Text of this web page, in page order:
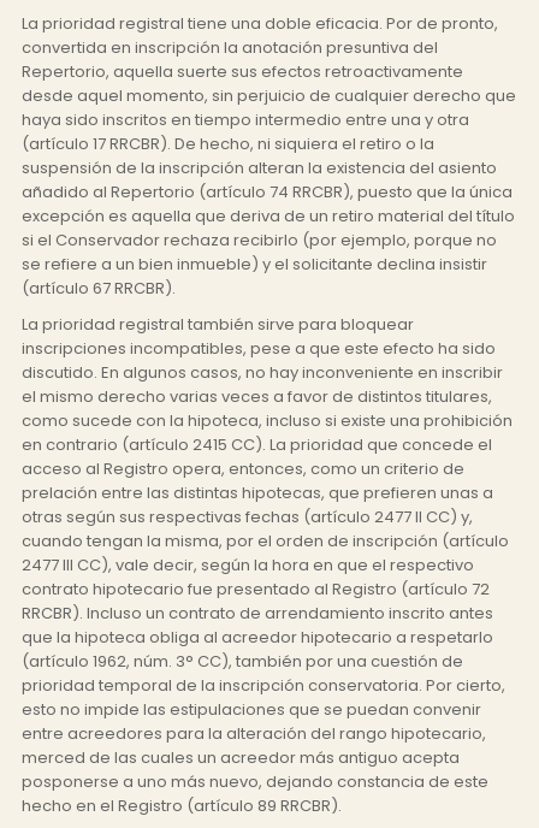
La prioridad registral tiene una doble eficacia. Por de pronto,
convertida en inscripción la anotación presuntiva del
Repertorio, aquella suerte sus efectos retroactivamente
desde aquel momento, sin perjuicio de cualquier derecho que
haya sido inscritos en tiempo intermedio entre una y otra
(artículo 17 RRCBR). De hecho, ni siquiera el retiro o la
suspensión de la inscripción alteran la existencia del asiento
añadido al Repertorio (artículo 74 RRCBR), puesto que la única
excepción es aquella que deriva de un retiro material del título
si el Conservador rechaza recibirlo (por ejemplo, porque no
se refiere a un bien inmueble) y el solicitante declina insistir
(artículo 67 RRCBR).
La prioridad registral también sirve para bloquear
inscripciones incompatibles, pese a que este efecto ha sido
discutido. En algunos casos, no hay inconveniente en inscribir
el mismo derecho varias veces a favor de distintos titulares,
como sucede con la hipoteca, incluso si existe una prohibición
en contrario (artículo 2415 CC). La prioridad que concede el
acceso al Registro opera, entonces, como un criterio de
prelación entre las distintas hipotecas, que prefieren unas a
otras según sus respectivas fechas (artículo 2477 II CC) y,
cuando tengan la misma, por el orden de inscripción (artículo
2477 III CC), vale decir, según la hora en que el respectivo
contrato hipotecario fue presentado al Registro (artículo 72
RRCBR). Incluso un contrato de arrendamiento inscrito antes
que la hipoteca obliga al acreedor hipotecario a respetarlo
(artículo 1962, núm. 3° CC), también por una cuestión de
prioridad temporal de la inscripción conservatoria. Por cierto,
esto no impide las estipulaciones que se puedan convenir
entre acreedores para la alteración del rango hipotecario,
merced de las cuales un acreedor más antiguo acepta
posponerse a uno más nuevo, dejando constancia de este
hecho en el Registro (artículo 89 RRCBR).